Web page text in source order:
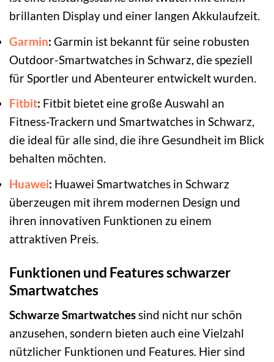
brillanten Display und einer langen Akkulaufzeit.
Garmin: Garmin ist bekannt für seine robusten
Outdoor-Smartwatches in Schwarz, die speziell
für Sportler und Abenteurer entwickelt wurden.
Fitbit: Fitbit bietet eine große Auswahl an
Fitness-Trackern und Smartwatches in Schwarz,
die ideal für alle sind, die ihre Gesundheit im Blick
behalten möchten.
Huawei: Huawei Smartwatches in Schwarz
überzeugen mit ihrem modernen Design und
ihren innovativen Funktionen zu einem
attraktiven Preis.
Funktionen und Features schwarzer
Smartwatches
Schwarze Smartwatchessind nicht nur schön
anzusehen, sondern bieten auch eine Vielzahl
nützlicher Funktionen und Features. Hier sind